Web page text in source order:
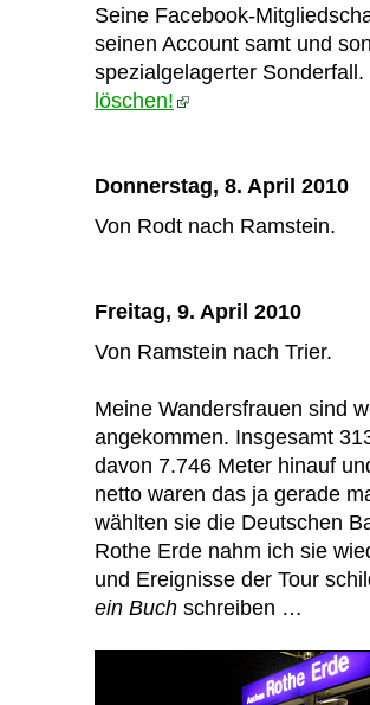
Seine Facebook-
seinen Account samt und
spezialgelagerter
löschen!
Donnerstag, 8. April 2010
Von Rodt nach Ramstein.
Freitag, 9. April 2010
Von Ramstein nach Trier.
Meine Wandersfrauen sind
angekommen. Insgesamt
davon 7.746 Meter hinauf
netto waren das ja gerade
wählten sie die Deutschen
Rothe Erde nahm ich sie
und Ereignisse der Tour
ein Buch schreiben …